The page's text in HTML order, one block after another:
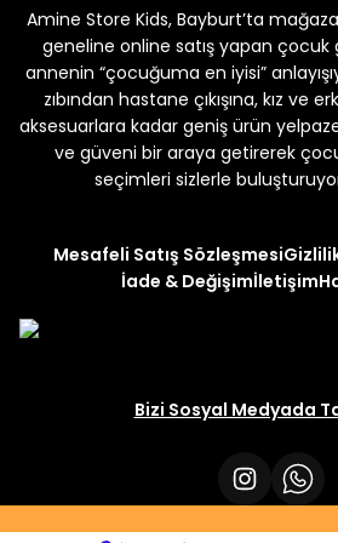
Yeni₺ 250
Amine Store Kids, Bayburt’ta
geneline online satış yapan çocuk
annenin “çocuğuma en iyisi”
zıbından hastane çıkışına, kız ve
aksesuarlara kadar geniş ürün
ve güveni bir araya getirerek
seçimleri sizlerle
Mesafeli Satış Sözleşmesi
İade & Değişimİletişim
Bizi Sosyal Medyada